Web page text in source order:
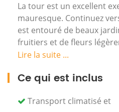
La tour est un excellent
mauresque. Continuez
est entouré de beaux
fruitiers et de fleurs
Construit au 19ème siècle,
En quittant le palais de
les dômes en bois de
Lire la suite ...
Ce qui est inclus
Transport climatisé et